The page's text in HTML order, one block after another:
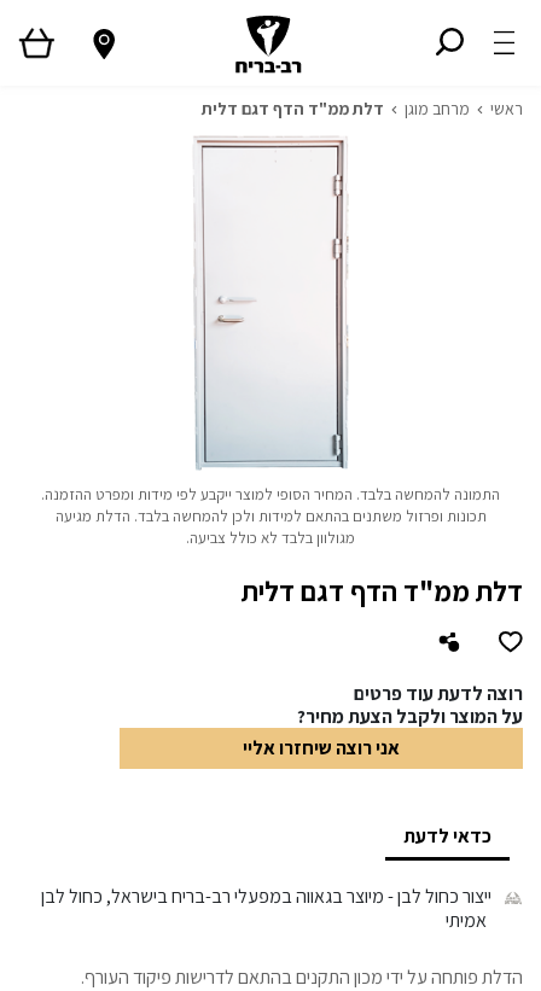
ראשי מרחב מוגן דלת ממ"ד הדף דגם דלית
דלת ממ"ד הדף דגם דלית
רוצה לדעת עוד פרטים
על המוצר ולקבל הצעת מחיר?
אני רוצה שיחזרו אליי
כדאי לדעת
ייצור כחול לבן- מיוצר בגאווה במפעלי רב-בריח בישראל, כחול לבן
אמיתי
הדלת פותחה על ידי מכון התקנים בהתאם לדרישות פיקוד העורף.
התמונה להמחשה בלבד. המחיר הסופי למוצר ייקבע לפי מידות ומפרט ההזמנה.
תכונות ופרזול משתנים בהתאם למידות ולכן להמחשה בלבד. הדלת מגיעה
מגולוון בלבד לא כולל צביעה.